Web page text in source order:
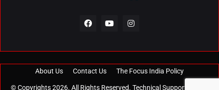
© Copyrights 2026. All Rights Reserved. Technical Support by
About Us Contact Us The Focus India Policy